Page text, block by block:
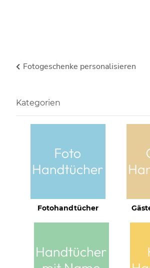
Fotogeschenke personalisieren
Fotohandtücher
Kategorien